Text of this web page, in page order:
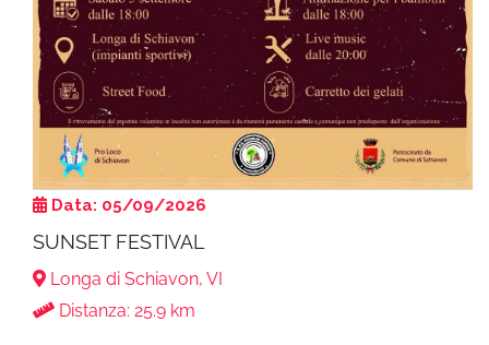
Data: 05/09/2026
SUNSET FESTIVAL
Longa di Schiavon, VI
Distanza: 25.9 km